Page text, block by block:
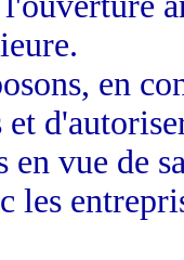
en
et
vue de
les